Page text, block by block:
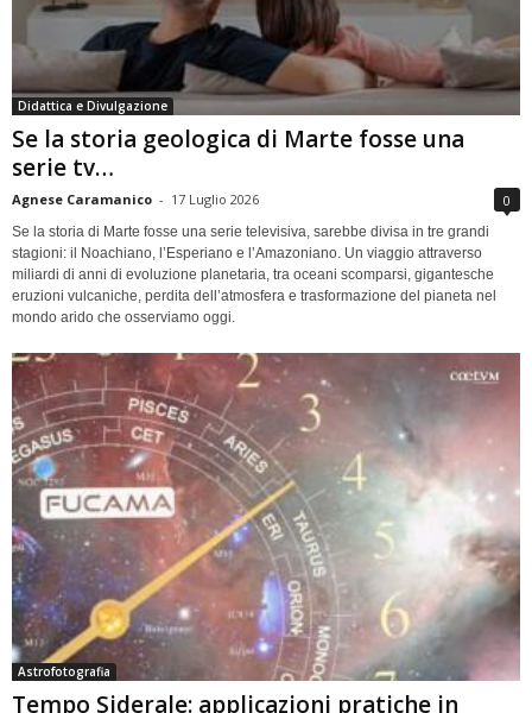
Didattica e Divulgazione
Se la storia geologica di Marte fosse una
serie tv…
Agnese Caramanico - 17 Luglio 2026 0
Se la storia di Marte fosse una serie televisiva, sarebbe divisa in tre grandi
stagioni: il Noachiano, l’Esperiano e l’Amazoniano. Un viaggio attraverso
miliardi di anni di evoluzione planetaria, tra oceani scomparsi, gigantesche
eruzioni vulcaniche, perdita dell’atmosfera e trasformazione del pianeta nel
mondo arido che osserviamo oggi.
Astrofotografia
Tempo Siderale: applicazioni pratiche in